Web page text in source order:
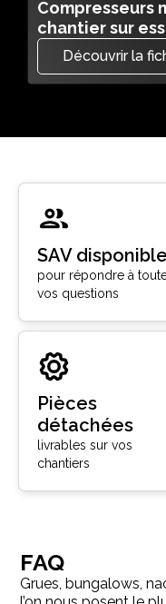
Compresseurs
chantier sur
Découvrir la
SAV disponible
pour répondre à
vos questions
Pièces
détachées
livrables sur vos
chantiers
FAQ
Grues, bungalows,